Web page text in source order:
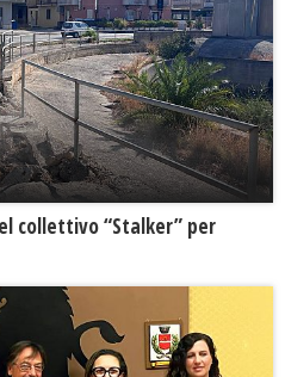
collettivo “Stalker” per